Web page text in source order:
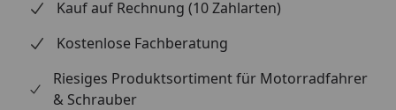
Kauf auf Rechnung (10 Zahlarten)
Kostenlose Fachberatung
Riesiges Produktsortiment für Motorradfahrer
& Schrauber